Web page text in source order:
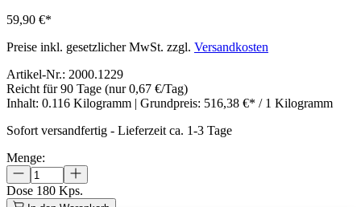
59,90 €*
Preise inkl. gesetzlicher MwSt. zzgl. Versandkosten
Artikel-Nr.: 2000.1229
Reicht für 90 Tage (nur 0,67 €/Tag)
Inhalt: 0.116 Kilogramm | Grundpreis: 516,38 €* / 1 Kilogramm
Sofort versandfertig - Lieferzeit ca. 1-3 Tage
Menge:
Dose 180 Kps.